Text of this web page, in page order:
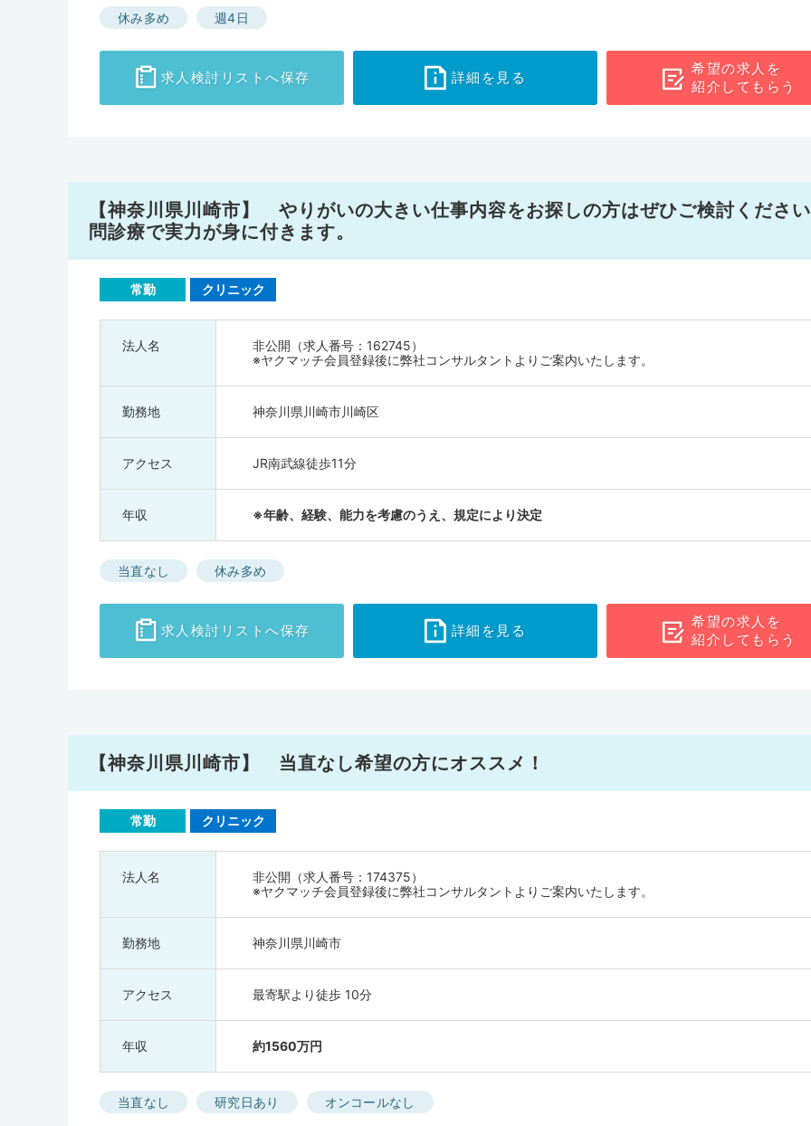
休み多め 週4日
求人検討 リストへ保存 詳細を見る
希望の求人を
紹介してもらう
【神奈川県川崎市】 やりがいの大きい仕事内容をお探しの方はぜひご検討くださ
問診療で実力が身に付きます。
常勤 クリニック
法人名
非公開（求人番号：162745）
※ヤクマッチ会員登録後に弊社コンサルタントよりご案内いたします。
勤務地 神奈川県川崎市川崎区
アクセス JR南武線徒歩11分
年収 ※年齢、経験、能力を考慮のうえ、規定により決定
当直なし 休み多め
求人検討 リストへ保存 詳細を見る
希望の求人を
紹介してもらう
【神奈川県川崎市】 当直なし希望の方にオススメ！
常勤 クリニック
法人名
非公開（求人番号：174375）
※ヤクマッチ会員登録後に弊社コンサルタントよりご案内いたします。
勤務地 神奈川県川崎市
アクセス 最寄駅より徒歩 10分
年収 約1560万円
当直なし 研究日あり オンコールなし